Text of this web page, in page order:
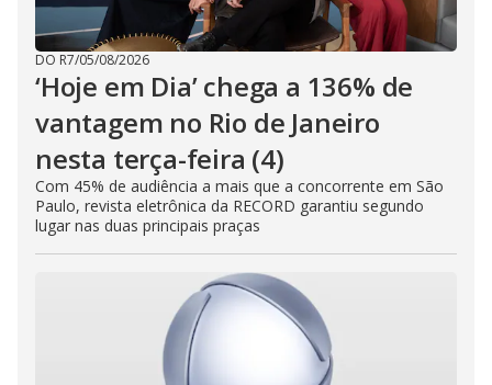
DO R7/05/08/2026
‘Hoje em Dia’ chega a 136% de
vantagem no Rio de Janeiro
nesta terça-feira (4)
Com 45% de audiência a mais que a concorrente em São
Paulo, revista eletrônica da RECORD garantiu segundo
lugar nas duas principais praças